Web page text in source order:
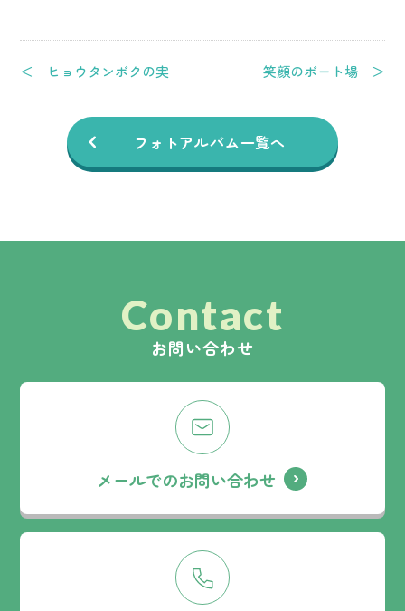
＜ ヒョウタンボクの実 笑顔のボート場 ＞
フォトアルバム一覧へ
Contact
お問い合わせ
メールでのお問い合わせ